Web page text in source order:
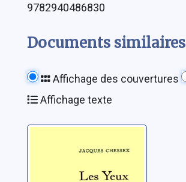
9782940486830
Documents similaires
Affichage des couvertures
Affichage texte
Chessex, Jacques
(1934-2009)